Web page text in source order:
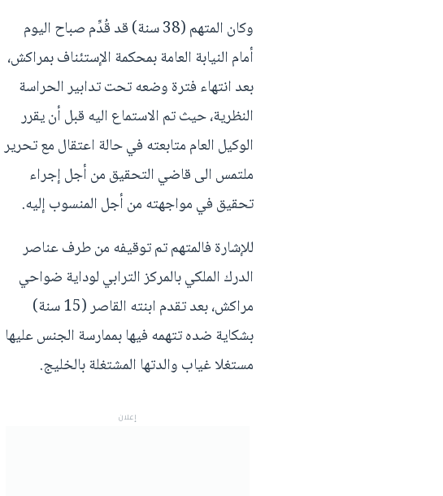
وكان المتهم (38 سنة) قد قُدِّم صباح اليوم
أمام النيابة العامة بمحكمة الإستئناف بمراكش،
بعد انتهاء فترة وضعه تحت تدابير الحراسة
النظرية، حيث تم الاستماع اليه قبل أن يقرر
الوكيل العام متابعته في حالة اعتقال مع تحرير
ملتمس الى قاضي التحقيق من أجل إجراء
تحقيق في مواجهته من أجل المنسوب إليه.
للإشارة فالمتهم تم توقيفه من طرف عناصر
الدرك الملكي بالمركز الترابي لوداية ضواحي
مراكش، بعد تقدم ابنته القاصر (15 سنة)
بشكاية ضده تتهمه فيها بممارسة الجنس عليها
مستغلا غياب والدتها المشتغلة بالخليج.
إعلان